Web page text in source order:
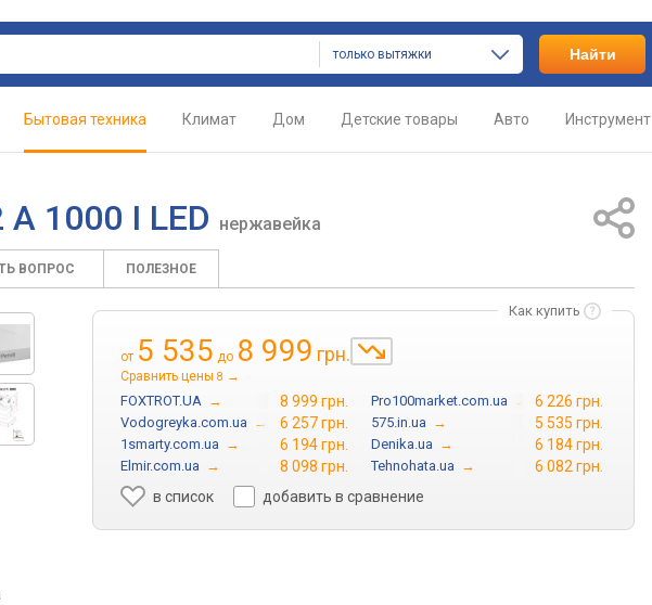
только вытяжки Найти
Бытовая техника Климат Дом Детские товары Авто Инструмент
1000 I LED нержавейка
ВОПРОС ПОЛЕЗНОЕ
Как купить
от 5 535 до 8 999 грн.
Сравнить цены 8 →
FOXTROT.UA → 8 999 грн. Pro100market.com.ua → 6 226 грн.
Vodogreyka.com.ua → 6 257 грн. 575.in.ua → 5 535 грн.
1smarty.com.ua → 6 194 грн. Denika.ua → 6 184 грн.
Elmir.com.ua → 8 098 грн. Tehnohata.ua →
6 082 грн.
в список
добавить в сравнение